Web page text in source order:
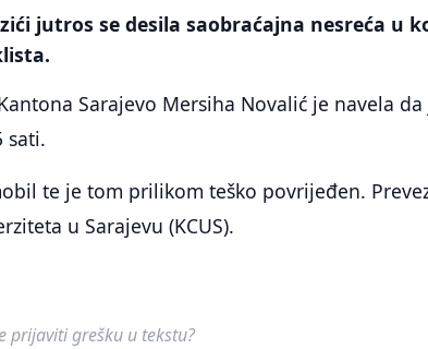
jutros se desila saobraćajna nesreća u
Sarajevo Mersiha Novalić je navela da
sati.
te je tom prilikom teško povrijeđen.
u Sarajevu (KCUS).
prijaviti grešku u tekstu?